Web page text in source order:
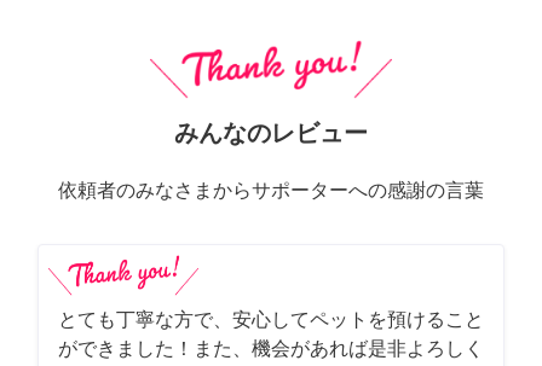
みんなのレビュー
依頼者のみなさまからサポーターへの感謝の言葉
とても丁寧な方で、安心してペットを預けること
ができました！また、機会があれば是非よろしく